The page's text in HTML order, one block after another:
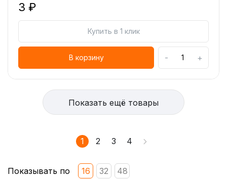
3 ₽
Купить в 1 клик
В корзину - +
Показать ещё товары
1 2 3 4
Показывать по 16 32 48